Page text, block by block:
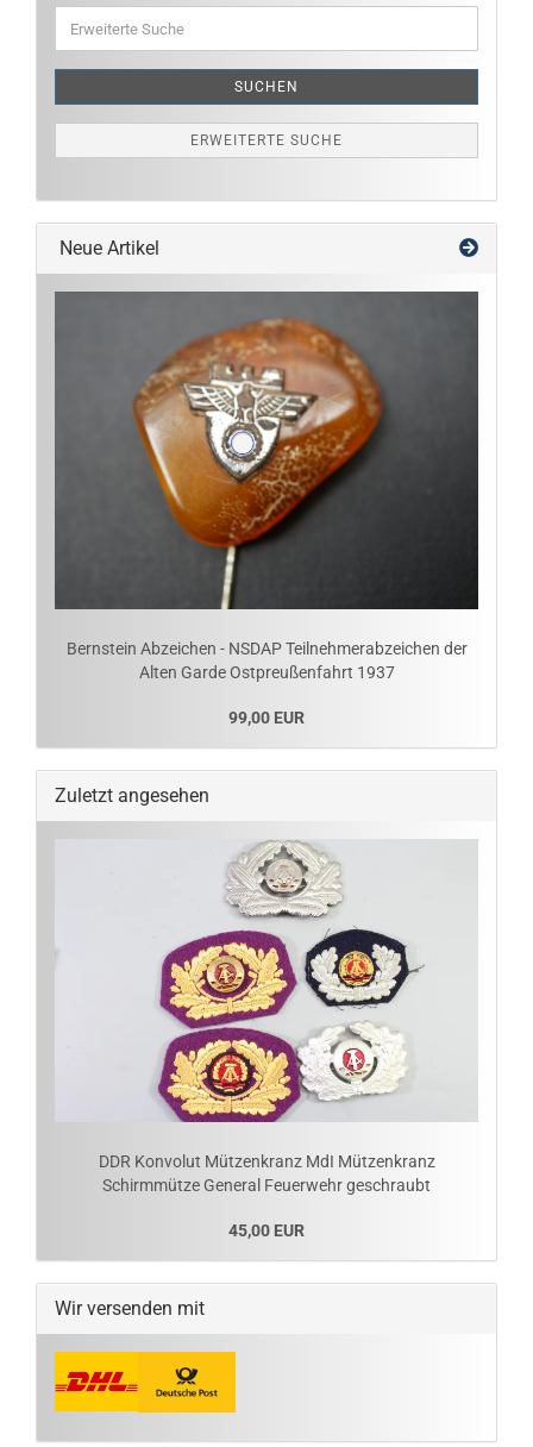
Suche
SUCHEN
ERWEITERTE SUCHE
Neue Artikel
Bernstein Abzeichen - NSDAP Teilnehmerabzeichen der
Alten Garde Ostpreußenfahrt 1937
99,00 EUR
Zuletzt angesehen
DDR Konvolut Mützenkranz MdI Mützenkranz
Schirmmütze General Feuerwehr geschraubt
45,00 EUR
Wir versenden mit